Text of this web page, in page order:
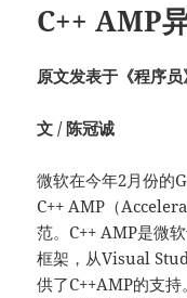
C++ AMP
原文发表于《程序员
文 /陈冠诚
微软在今年2月份的
C++ AMP（
范。C++ AMP是微
框架，从Visual
供了C++AMP的支